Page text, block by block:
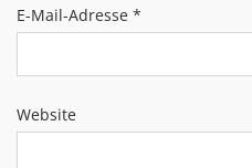
E-Mail-Adresse *
Website